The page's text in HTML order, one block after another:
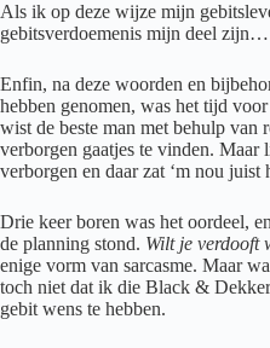
Als ik op deze wijze mijn
gebitsverdoemenis mijn deel zijn…
Enfin, na deze woorden en
hebben genomen, was het tijd
wist de beste man met behulp van
verborgen gaatjes te vinden.
verborgen en daar zat ‘m nou juist
Drie keer boren was het oordeel,
de planning stond. Wilt je verdooft
enige vorm van sarcasme. Maar
toch niet dat ik die Black &
gebit wens te hebben.